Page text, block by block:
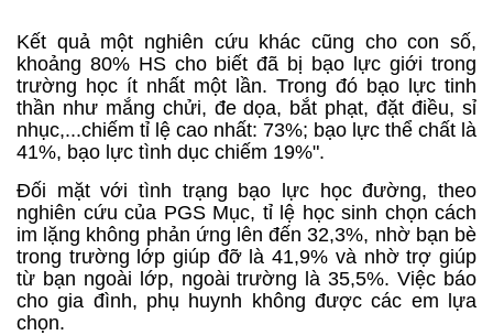
Kết quả một nghiên cứu khác cũng cho con số,
khoảng 80% HS cho biết đã bị bạo lực giới trong
trường học ít nhất một lần. Trong đó bạo lực tinh
thần như mắng chửi, đe dọa, bắt phạt, đặt điều, sỉ
nhục,...chiếm tỉ lệ cao nhất: 73%; bạo lực thể chất là
41%, bạo lực tình dục chiếm 19%".
Đối mặt với tình trạng bạo lực học đường, theo
nghiên cứu của PGS Mục, tỉ lệ học sinh chọn cách
im lặng không phản ứng lên đến 32,3%, nhờ bạn bè
trong trường lớp giúp đỡ là 41,9% và nhờ trợ giúp
từ bạn ngoài lớp, ngoài trường là 35,5%. Việc báo
cho gia đình, phụ huynh không được các em lựa
chọn.